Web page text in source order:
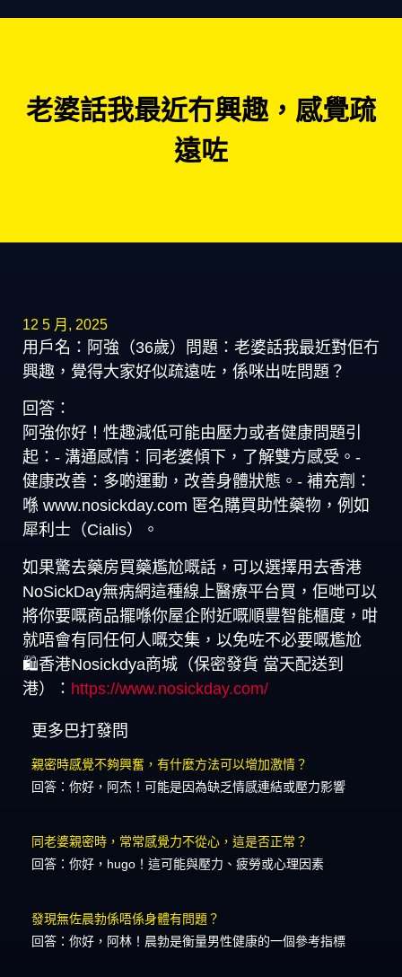
老婆話我最近冇興趣，感覺疏
遠咗
12 5 月, 2025
用戶名：阿強（36歲）問題：老婆話我最近對佢冇
興趣，覺得大家好似疏遠咗，係咪出咗問題？
回答：
阿強你好！性趣減低可能由壓力或者健康問題引
起：- 溝通感情：同老婆傾下，了解雙方感受。-
健康改善：多啲運動，改善身體狀態。- 補充劑：
喺 www.nosickday.com 匿名購買助性藥物，例如
犀利士（Cialis）。
如果驚去藥房買藥尷尬嘅話，可以選擇用去香港
NoSickDay無病網這種線上醫療平台買，佢哋可以
將你要嘅商品擺喺你屋企附近嘅順豐智能櫃度，咁
就唔會有同任何人嘅交集，以免咗不必要嘅尷尬
🛍️香港Nosickdya商城（保密發貨 當天配送到
港）： https://www.nosickday.com/
更多巴打發問
親密時感覺不夠興奮，有什麼方法可以增加激情？
回答：你好，阿杰！可能是因為缺乏情感連結或壓力影響
同老婆親密時，常常感覺力不從心，這是否正常？
回答：你好，hugo！這可能與壓力、疲勞或心理因素
發現無佐晨勃係唔係身體有問題？
回答：你好，阿林！晨勃是衡量男性健康的一個參考指標